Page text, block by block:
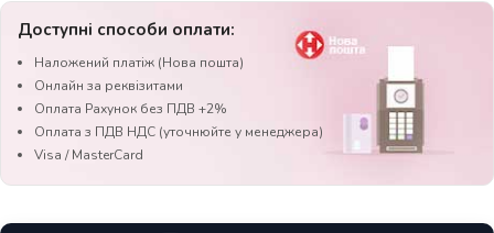
Доступні способи оплати:
Наложений платіж (Нова пошта)
Онлайн за реквізитами
Оплата Рахунок без ПДВ +2%
Оплата з ПДВ НДС (уточнюйте у менеджера)
Visa / MasterCard